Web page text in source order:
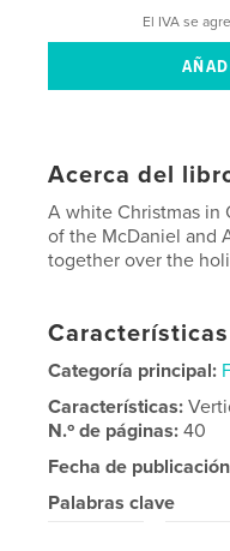
El IVA se
Acerca del
A white Christmas in
of the McDaniel and
together over the
Categoría principal:
Características:
N.º de páginas:40
Fecha de
Palabras clave